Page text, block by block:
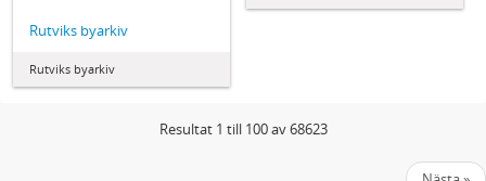
Rutviks byarkiv
Rutviks byarkiv
Resultat 1 till 100 av 68623